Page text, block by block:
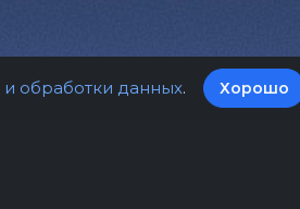
обработки данных. Хорошо